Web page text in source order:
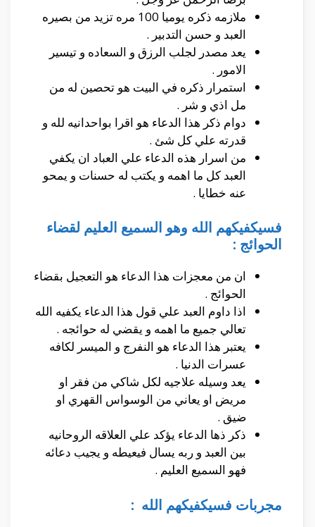
ملازمه ذكره يوميا 100 مره تزيد من بصيره
العبد و حسن التدبير .
يعد مصدر لجلب الرزق و السعاده و تيسير
الامور .
استمرار ذكره في البيت هو تحصين له من
مل اذي و شر .
دوام ذكر هذا الدعاء هو اقرا بواحدانيه لله و
قدرته علي كل شئ .
من اسرار هذه الدعاء علي العباد ان يكفي
العبد كل ما اهمه و يكتب له حسنات و يمحو
عنه خطايا .
فسيكفيكهم الله وهو السميع العليم لقضاء
الحوائج :
ان من معجزات هذا الدعاء هو التعجيل بقضاء
الحوائج .
اذا داوم العبد علي قول هذا الدعاء يكفيه الله
تعالي جميع ما اهمه و يقضي له حوائجه .
يعتبر هذا الدعاء هو النفرج و الميسر لكافه
عسرات الدنيا .
يعد وسيله علاجيه لكل شاكي من فقر او
مريض او يعاني من الوسواس القهري او
ضيق .
ذكر ذها الدعاء يؤكد علي العلاقه الروحانيه
بين العبد و ربه يسال فيعيطه و يجيب دعائه
فهو السميع العليم .
مجربات فسيكفيكهم الله :